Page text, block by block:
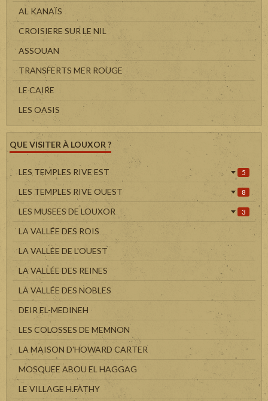
AL KANAÏS
CROISIERE SUR LE NIL
ASSOUAN
TRANSFERTS MER ROUGE
LE CAIRE
LES OASIS
QUE VISITER À LOUXOR ?
LES TEMPLES RIVE EST 5
LES TEMPLES RIVE OUEST 8
LES MUSEES DE LOUXOR 3
LA VALLÉE DES ROIS
LA VALLÉE DE L'OUEST
LA VALLÉE DES REINES
LA VALLÉE DES NOBLES
DEIR EL-MEDINEH
LES COLOSSES DE MEMNON
LA MAISON D'HOWARD CARTER
MOSQUEE ABOU EL HAGGAG
LE VILLAGE H.FATHY